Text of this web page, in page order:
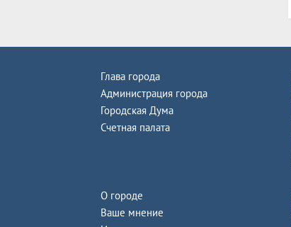
Глава города
Администрация города
Городская Дума
Счетная палата
О городе
Ваше мнение